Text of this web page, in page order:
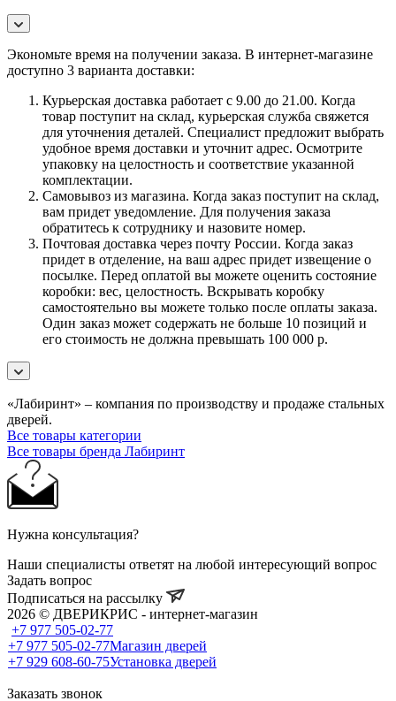
Экономьте время на получении заказа. В интернет-магазине
доступно 3 варианта доставки:
Курьерская доставка работает с 9.00 до 21.00. Когда
товар поступит на склад, курьерская служба свяжется
для уточнения деталей. Специалист предложит выбрать
удобное время доставки и уточнит адрес. Осмотрите
упаковку на целостность и соответствие указанной
комплектации.
Самовывоз из магазина. Когда заказ поступит на склад,
вам придет уведомление. Для получения заказа
обратитесь к сотруднику и назовите номер.
Почтовая доставка через почту России. Когда заказ
придет в отделение, на ваш адрес придет извещение о
посылке. Перед оплатой вы можете оценить состояние
коробки: вес, целостность. Вскрывать коробку
самостоятельно вы можете только после оплаты заказа.
Один заказ может содержать не больше 10 позиций и
его стоимость не должна превышать 100 000 р.
«Лабиринт» – компания по производству и продаже стальных
дверей.
Все товары категории
Все товары бренда Лабиринт
Нужна консультация?
Наши специалисты ответят на любой интересующий вопрос
Задать вопрос
Подписаться на рассылку
2026 © ДВЕРИКРИС - интернет-магазин
+7 977 505-02-77
+7 977 505-02-77Магазин дверей
+7 929 608-60-75Установка дверей
Заказать звонок